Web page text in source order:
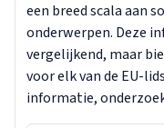
een breed scala aan
onderwerpen. Deze
vergelijkend, maar
voor elk van de EU-
informatie,